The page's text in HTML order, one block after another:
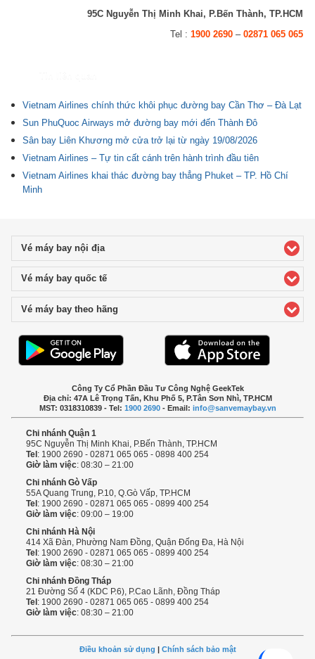
95C Nguyễn Thị Minh Khai, P.Bến Thành, TP.HCM
Tel : 1900 2690– 02871 065 065
Vietnam Airlines chính thức khôi phục đường bay Cần Thơ – Đà Lạt
Sun PhuQuoc Airways mở đường bay mới đến Thành Đô
Sân bay Liên Khương mở cửa trở lại từ ngày 19/08/2026
Vietnam Airlines – Tự tin cất cánh trên hành trình đầu tiên
Vietnam Airlines khai thác đường bay thẳng Phuket – TP. Hồ Chí
Minh
Vé máy bay nội địaclick to expand contents
Vé máy bay quốc tếclick to expand contents
Vé máy bay theo hãng
Công Ty Cổ Phần Đầu Tư Công Nghệ GeekTek
Địa chỉ: 47A Lê Trọng Tấn, Khu Phố 5, P.Tân Sơn Nhì, TP.HCM
MST: 0318310839 - Tel: 1900 2690- Email: info@sanvemaybay.vn
Chi nhánh Quận 1
95C Nguyễn Thị Minh Khai, P.Bến Thành, TP.HCM
Tel : 1900 2690 - 02871 065 065 - 0898 400 254
Giờ làm việc: 08:30 – 21:00
Chi nhánh Gò Vấp
55A Quang Trung, P.10, Q.Gò Vấp, TP.HCM
Tel : 1900 2690 - 02871 065 065 - 0899 400 254
Giờ làm việc: 09:00 – 19:00
Chi nhánh Hà Nội
414 Xã Đàn, Phường Nam Đồng, Quận Đống Đa, Hà Nội
Tel : 1900 2690 - 02871 065 065 - 0899 400 254
Giờ làm việc: 08:30 – 21:00
Chi nhánh Đồng Tháp
21 Đường Số 4 (KDC P.6), P.Cao Lãnh, Đồng Tháp
Tel : 1900 2690 - 02871 065 065 - 0899 400 254
Giờ làm việc: 08:30 – 21:00
Điều khoản sử dụng Chính sách bảo mật